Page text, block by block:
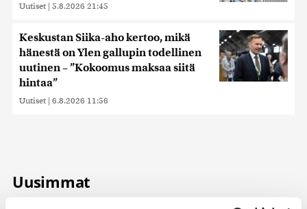
Uutiset | 5.8.2026 21:45
Keskustan Siika-aho kertoo, mikä
hänestä on Ylen gallupin todellinen
uutinen – ”Kokoomus maksaa siitä
hintaa”
Uutiset | 6.8.2026 11:56
Uusimmat